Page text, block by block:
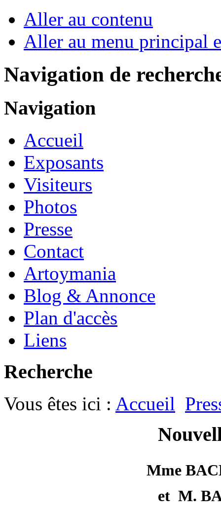
Aller au contenu
Aller au menu principal
Navigation de
Navigation
Accueil
Exposants
Visiteurs
Photos
Presse
Contact
Artoymania
Blog & Annonce
Plan d'accès
Liens
Recherche
Vous êtes ici : Accueil
Mme
et M.